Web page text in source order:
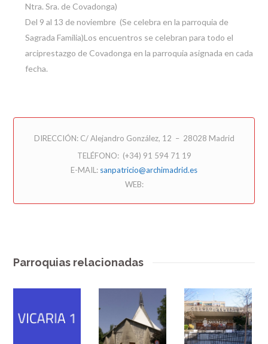
Ntra. Sra. de Covadonga)
Del 9 al 13 de noviembre (Se celebra en la parroquia de
Sagrada Familia)Los encuentros se celebran para todo el
arciprestazgo de Covadonga en la parroquia asignada en cada
fecha.
DIRECCIÓN: C/ Alejandro González, 12 – 28028 Madrid
TELÉFONO: (+34) 91 594 71 19
E-MAIL: sanpatricio@archimadrid.es
WEB:
Parroquias relacionadas